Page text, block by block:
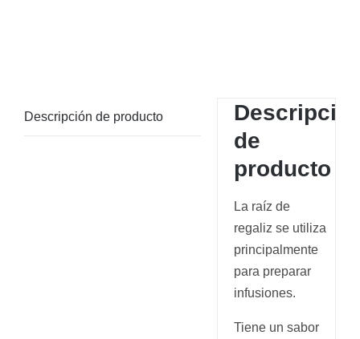
Descripción de producto
de
producto
La raíz de
regaliz se utiliza
principalmente
para preparar
infusiones.
Tiene un sabor